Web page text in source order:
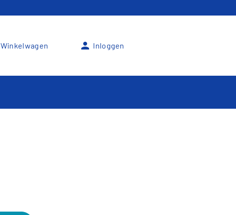
Winkelwagen person Inloggen